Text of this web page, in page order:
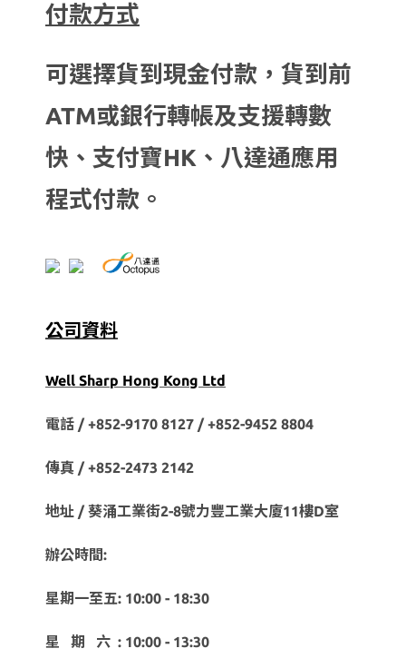
付款方式
可選擇貨到現金付款，貨到前
ATM或銀行轉帳及支援轉數
快、支付寶HK、八達通應用
程式付款。
公司資料
Well Sharp Hong Kong Ltd
電話 / +852-9170 8127 /+852-9452 8804
傳真 / +852-2473 2142
地址 / 葵涌工業街2-8號力豐工業大廈11樓D室
辦公時間:
星期一至五: 10:00 - 18:30
星 期 六 : 10:00 - 13:30